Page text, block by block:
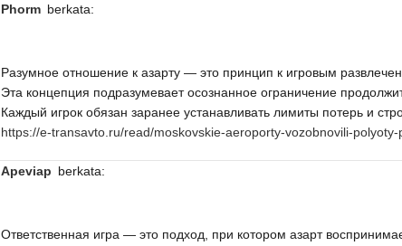
Phorm berkata:
Разумное отношение к азарту — это принцип к игровым
Эта концепция подразумевает осознанное ограничение
Каждый игрок обязан заранее устанавливать лимиты потерь и
https://e-transavto.ru/read/moskovskie-aeroporty-vozobnovili-
Apeviap berkata:
Ответственная игра — это подход, при котором азарт